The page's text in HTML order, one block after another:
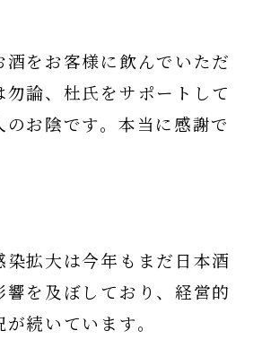
酒をお客様に飲んでいただ
勿論、杜氏をサポートして
お陰です。本当に感謝で
染拡大は今年もまだ日本酒
響を及ぼしており、経営的
続いています。